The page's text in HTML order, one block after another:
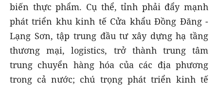
biến thực phẩm. Cụ thể, tỉnh phải đẩy mạnh
phát triển khu kinh tế Cửa khẩu Đồng Đăng -
Lạng Sơn, tập trung đầu tư xây dựng hạ tầng
thương mại, logistics, trở thành trung tâm
trung chuyển hàng hóa của các địa phương
trong cả nước; chú trọng phát triển kinh tế